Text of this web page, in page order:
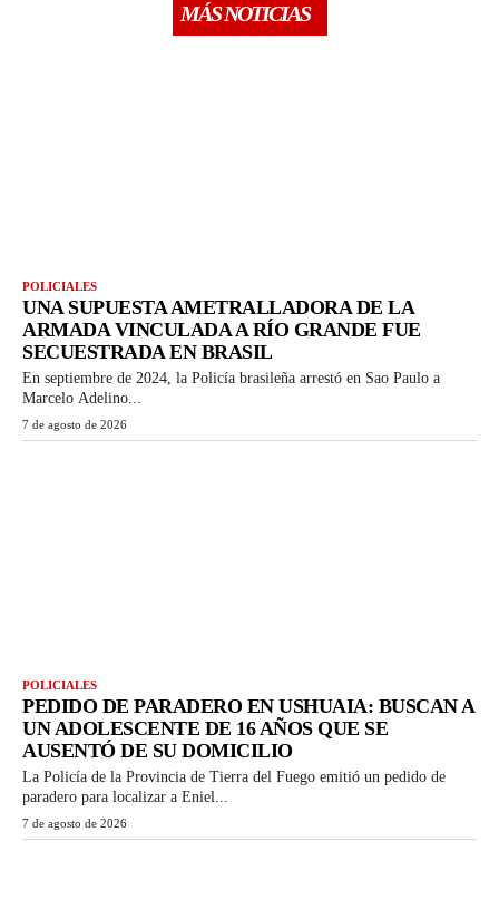
MÁS NOTICIAS
POLICIALES
UNA SUPUESTA AMETRALLADORA DE LA
ARMADA VINCULADA A RÍO GRANDE FUE
SECUESTRADA EN BRASIL
En septiembre de 2024, la Policía brasileña arrestó en Sao Paulo a
Marcelo Adelino...
7 de agosto de 2026
POLICIALES
PEDIDO DE PARADERO EN USHUAIA: BUSCAN A
UN ADOLESCENTE DE 16 AÑOS QUE SE
AUSENTÓ DE SU DOMICILIO
La Policía de la Provincia de Tierra del Fuego emitió un pedido de
paradero para localizar a Eniel...
7 de agosto de 2026